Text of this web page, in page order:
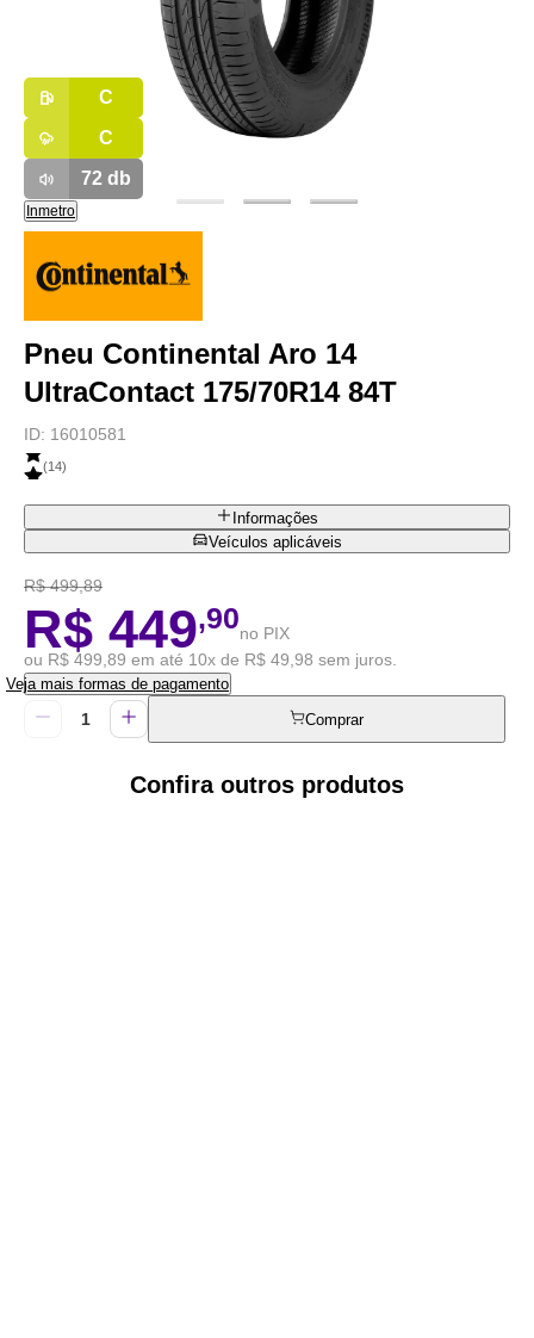
C
C
72db
Inmetro
Pneu Continental Aro 14
UltraContact 175/70R14 84T
ID: 16010581
(14)
Informações
Veículos aplicáveis
R$ 499,89
R$ 449,90no PIX
ou R$ 499,89 em até 10x de R$ 49,98 sem juros.
Veja mais formas de pagamento
Comprar
Confira outros produtos